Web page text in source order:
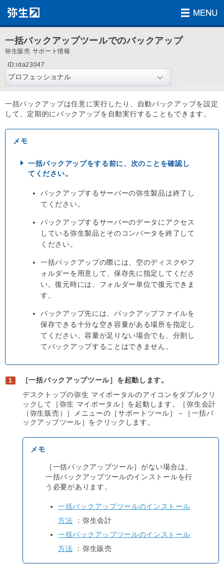
一括バックアップツールでのバックアップ
弥生販売 サポート情報
ID:ida23047
一括バックアップは任意に実行したり、自動バックアップを設定
して、定期的にバックアップを自動実行することもできます。
一括バックアップをする前に、次のことを確認し
てください。
バックアップするサーバーの弥生製品は終了し
てください。
バックアップするサーバーのデータにアクセス
している弥生製品とそのコンバータを終了して
ください。
一括バックアップの際には、空のディスクやフ
ォルダーを用意して、保存先に指定してくださ
い。復元時には、フォルダー単位で復元できま
す。
バックアップ先には、バックアップファイルを
保存できる十分な空き容量がある場所を指定し
てください。容量が足りない場合でも、分割し
てバックアップすることはできません。
［一括バックアップツール］を起動します。
デスクトップの弥生 マイポータルのアイコンをダブルクリ
ックして［弥生 マイポータル］を起動します。［弥生会計
（弥生販売）］メニューの［サポートツール］－［一括バ
ックアップツール］をクリックします。
［一括バックアップツール］がない場合は、
一括バックアップツールのインストールを行
う必要があります。
一括バックアップツールのインストール
方法 ：弥生会計
一括バックアップツールのインストール
方法 ：弥生販売